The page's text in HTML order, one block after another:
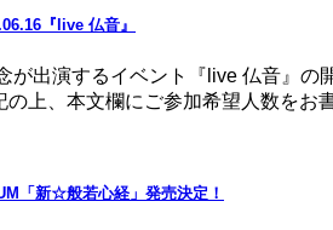
『live 仏音』
が出演するイベント『live 仏音』の
の上、本文欄にご参加希望人数をお
「新☆般若心経」発売決定！